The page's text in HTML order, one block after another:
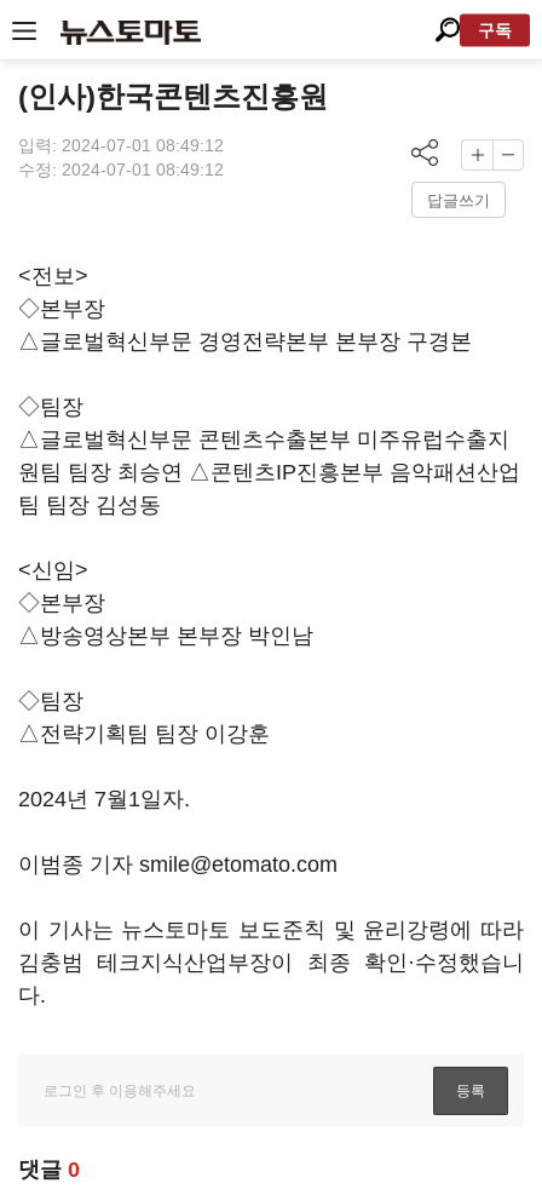
구독
(인사)한국콘텐츠진흥원
입력: 2024-07-01 08:49:12
수정: 2024-07-01 08:49:12
답글쓰기
<전보>
◇본부장
△글로벌혁신부문 경영전략본부 본부장 구경본
◇팀장
△글로벌혁신부문 콘텐츠수출본부 미주유럽수출지
원팀 팀장 최승연 △콘텐츠IP진흥본부 음악패션산업
팀 팀장 김성동
<신임>
◇본부장
△방송영상본부 본부장 박인남
◇팀장
△전략기획팀 팀장 이강훈
2024년 7월1일자.
이범종 기자 smile@etomato.com
이 기사는 뉴스토마토 보도준칙 및 윤리강령에 따라
김충범 테크지식산업부장이 최종 확인·수정했습니
다.
댓글 0